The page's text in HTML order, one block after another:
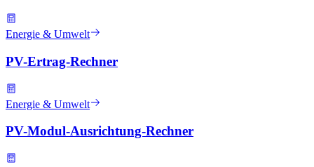
Energie & Umwelt
PV-Ertrag-Rechner
Energie & Umwelt
PV-Modul-Ausrichtung-Rechner